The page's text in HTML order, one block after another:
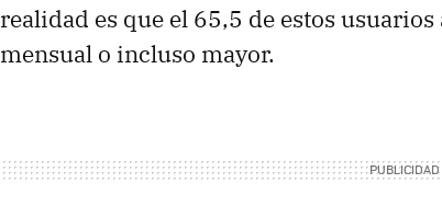
realidad es que el 65,5 de estos
mensual o incluso mayor.